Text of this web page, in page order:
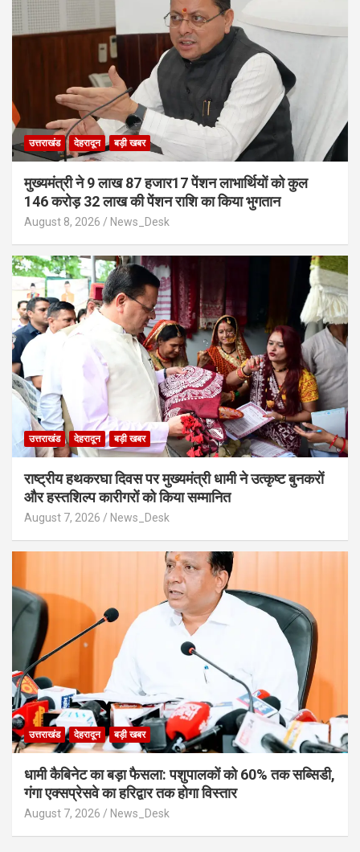
उत्तराखंड देहरादून बड़ी खबर
मुख्यमंत्री ने 9 लाख 87 हजार17 पेंशन लाभार्थियों को कुल
146 करोड़ 32 लाख की पेंशन राशि का किया भुगतान
August 8, 2026 News_Desk
उत्तराखंड देहरादून बड़ी खबर
राष्ट्रीय हथकरघा दिवस पर मुख्यमंत्री धामी ने उत्कृष्ट बुनकरों
और हस्तशिल्प कारीगरों को किया सम्मानित
August 7, 2026 News_Desk
उत्तराखंड देहरादून बड़ी खबर
​धामी कैबिनेट का बड़ा फैसला: पशुपालकों को 60% तक सब्सिडी,
गंगा एक्सप्रेसवे का हरिद्वार तक होगा विस्तार
August 7, 2026 News_Desk